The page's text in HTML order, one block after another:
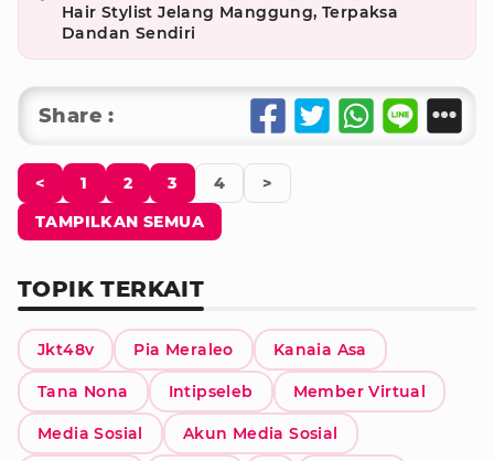
Hair Stylist Jelang Manggung, Terpaksa
Dandan Sendiri
Share :
< 1 2 3 4
>
TAMPILKAN SEMUA
TOPIK TERKAIT
Jkt48v Pia Meraleo Kanaia Asa
Tana Nona Intipseleb Member Virtual
Media Sosial Akun Media Sosial